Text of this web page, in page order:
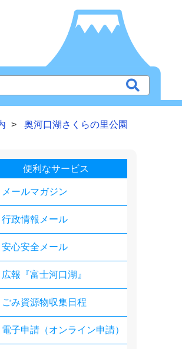
奥河口湖さくらの里公園
便利なサービス
メールマガジン
行政情報メール
安心安全メール
広報『富士河口湖』
ごみ資源物収集日程
電子申請（オンライン申請）